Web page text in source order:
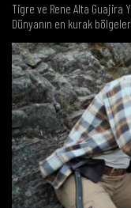
Tigre ve Rene Alta Guajira
Dünyanın en kurak